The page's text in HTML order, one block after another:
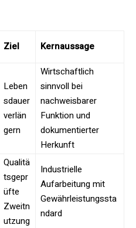
Ziel Kernaussage
Leben
sdauer
verlän
gern
Wirtschaftlich
sinnvoll bei
nachweisbarer
Funktion und
dokumentierter
Herkunft
Qualitä
tsgepr
üfte
Zweitn
utzung
Industrielle
Aufarbeitung mit
Gewährleistungssta
ndard